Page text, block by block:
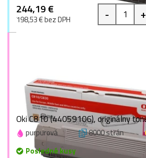
244,19 €
198,53 € bez DPH - +
Oki C810 (44059106), originálny
purpurová 8000 strán
Posledné kusy